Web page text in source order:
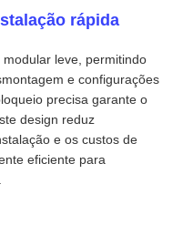
rápida
leve, permitindo
e configurações
precisa garante o
design reduz
e os custos de
eficiente para